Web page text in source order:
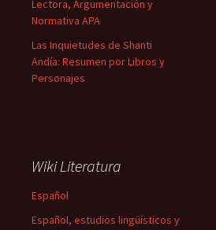
Lectora, Argumentación y
Normativa APA
Las Inquietudes de Shanti
Andía: Resumen por Libros y
Personajes
Wiki Literatura
Español
Español, estudios lingüísticos y